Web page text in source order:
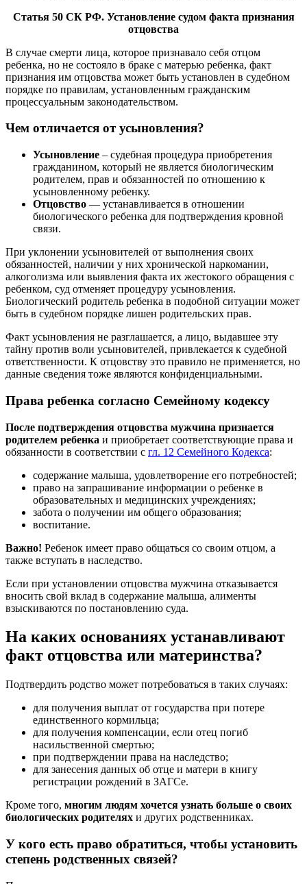
Статья 50 СК РФ. Установление судом факта признания
отцовства
В случае смерти лица, которое признавало себя отцом
ребенка, но не состояло в браке с матерью ребенка, факт
признания им отцовства может быть установлен в судебном
порядке по правилам, установленным гражданским
процессуальным законодательством.
Чем отличается от усыновления?
Усыновление – судебная процедура приобретения
гражданином, который не является биологическим
родителем, прав и обязанностей по отношению к
усыновленному ребенку.
Отцовство — устанавливается в отношении
биологического ребенка для подтверждения кровной
связи.
При уклонении усыновителей от выполнения своих
обязанностей, наличии у них хронической наркомании,
алкоголизма или выявления факта их жестокого обращения с
ребенком, суд отменяет процедуру усыновления.
Биологический родитель ребенка в подобной ситуации может
быть в судебном порядке лишен родительских прав.
Факт усыновления не разглашается, а лицо, выдавшее эту
тайну против воли усыновителей, привлекается к судебной
ответственности. К отцовству это правило не применяется, но
данные сведения тоже являются конфиденциальными.
Права ребенка согласно Семейному кодексу
После подтверждения отцовства мужчина признается
родителем ребенка и приобретает соответствующие права и
обязанности в соответствии с гл. 12 Семейного Кодекса:
содержание малыша, удовлетворение его потребностей;
право на запрашивание информации о ребенке в
образовательных и медицинских учреждениях;
забота о получении им общего образования;
воспитание.
Важно! Ребенок имеет право общаться со своим отцом, а
также вступать в наследство.
Если при установлении отцовства мужчина отказывается
вносить свой вклад в содержание малыша, алименты
взыскиваются по постановлению суда.
На каких основаниях устанавливают
факт отцовства или материнства?
Подтвердить родство может потребоваться в таких случаях:
для получения выплат от государства при потере
единственного кормильца;
для получения компенсации, если отец погиб
насильственной смертью;
при подтверждении права на наследство;
для занесения данных об отце и матери в книгу
регистрации рождений в ЗАГСе.
Кроме того, многим людям хочется узнать больше о своих
биологических родителях и других родственниках.
У кого есть право обратиться, чтобы установить
степень родственных связей?